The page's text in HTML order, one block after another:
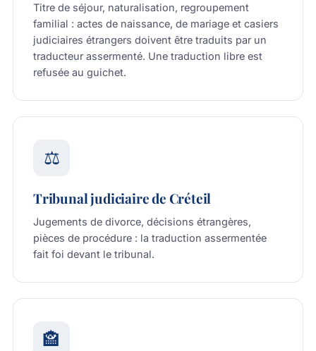
Titre de séjour, naturalisation, regroupement
familial : actes de naissance, de mariage et casiers
judiciaires étrangers doivent être traduits par un
traducteur assermenté. Une traduction libre est
refusée au guichet.
⚖️
Tribunal judiciaire de Créteil
Jugements de divorce, décisions étrangères,
pièces de procédure : la traduction assermentée
fait foi devant le tribunal.
🏤